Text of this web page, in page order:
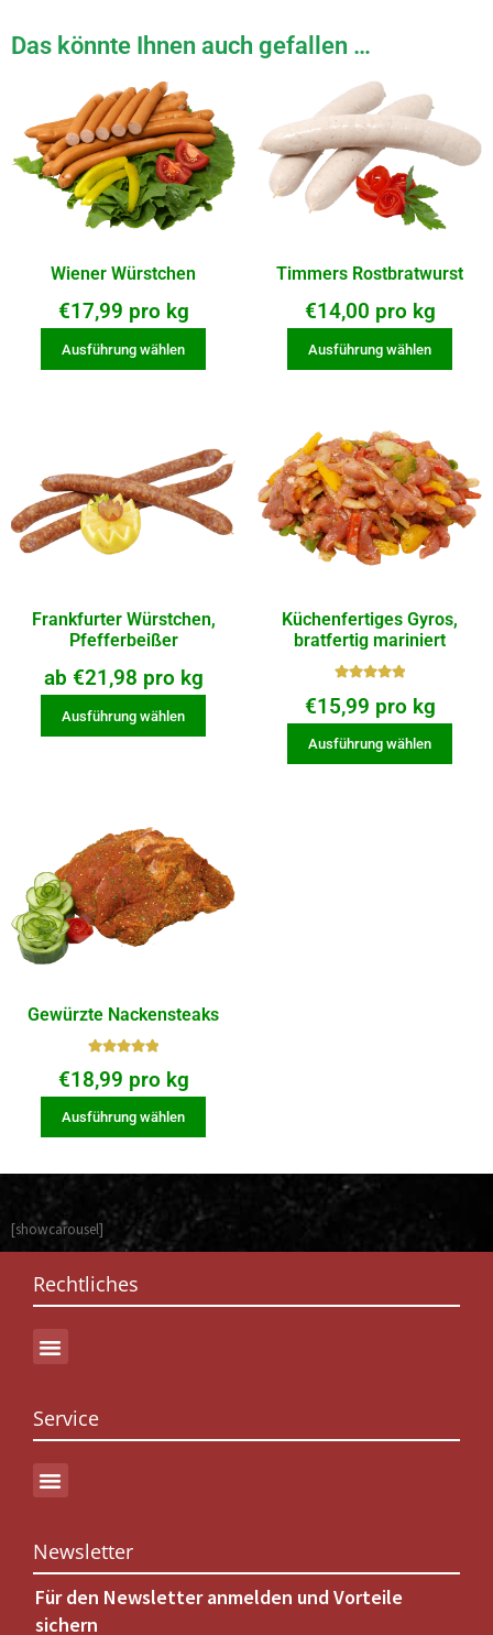
Das könnte Ihnen auch gefallen …
Wiener Würstchen
€17,99 pro kg
Ausführung wählen
Timmers Rostbratwurst
€14,00 pro kg
Ausführung wählen
Frankfurter Würstchen,
Pfefferbeißer
ab €21,98 pro kg
Ausführung wählen
Küchenfertiges Gyros,
bratfertig mariniert
t mit
5
€15,99 pro kg
Ausführung wählen
Gewürzte Nackensteaks
t mit
5
€18,99 pro kg
Ausführung wählen
[showcarousel]
Rechtliches
Service
Newsletter
Für den Newsletter anmelden und Vorteile
sichern